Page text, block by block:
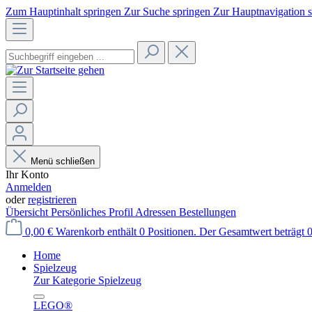
Zum Hauptinhalt springen Zur Suche springen Zur Hauptnavigation
Menü schließen
Ihr Konto
Anmelden
oderregistrieren
Übersicht Persönliches Profil Adressen Bestellungen
0,00 € Warenkorb enthält 0 Positionen. Der Gesamtwert beträgt
Home
Spielzeug
Zur Kategorie Spielzeug
LEGO®